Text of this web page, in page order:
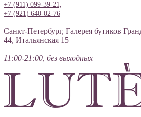
+7 (911) 099-39-21,
+7 (921) 640-02-76
Санкт-Петербург, Галерея бутиков
44, Итальянская 15
11:00-21:00, без выходных